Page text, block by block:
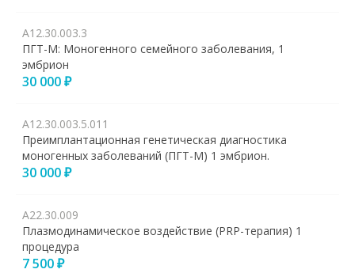
А12.30.003.3
ПГТ-М: Моногенного семейного заболевания, 1
эмбрион
30 000 ₽
А12.30.003.5.011
Преимплантационная генетическая диагностика
моногенных заболеваний (ПГТ-М) 1 эмбрион.
30 000 ₽
А22.30.009
Плазмодинамическое воздействие (PRP-терапия) 1
процедура
7 500 ₽